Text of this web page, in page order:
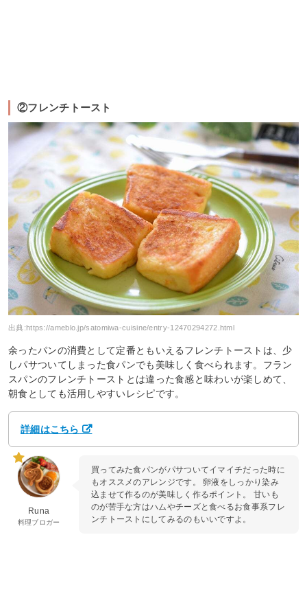
②フレンチトースト
出典:https://ameblo.jp/satomiwa-cuisine/entry-12470294272.html
余ったパンの消費として定番ともいえるフレンチトーストは、少
しパサついてしまった食パンでも美味しく食べられます。フラン
スパンのフレンチトーストとは違った食感と味わいが楽しめて、
朝食としても活用しやすいレシピです。
詳細はこちら
Runa
料理ブロガー
買ってみた食パンがパサついてイマイチだった時に
もオススメのアレンジです。 卵液をしっかり染み
込ませて作るのが美味しく作るポイント。 甘いも
のが苦手な方はハムやチーズと食べるお食事系フレ
ンチトーストにしてみるのもいいですよ。